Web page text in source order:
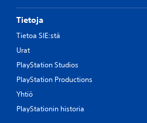
Tietoja
Tietoa SIE:stä
Urat
PlayStation Studios
PlayStation Productions
Yhtiö
PlayStationin historia